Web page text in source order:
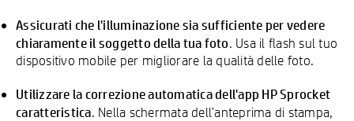
Assicurati che l'illuminazione sia sufficiente per vedere
chiaramente il soggetto della tua foto. Usa il flash sul tuo
dispositivo mobile per migliorare la qualità delle foto.
Utilizzare la correzione automatica dell'app HP Sprocket
caratteristica. Nella schermata dell'anteprima di stampa,